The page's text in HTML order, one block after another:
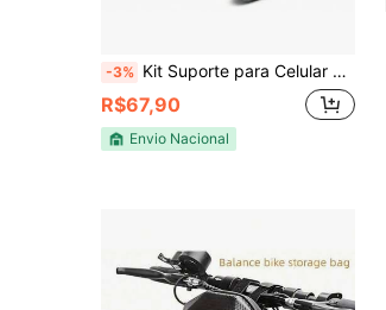
-3% Kit Suporte para Celular Bike+bag De Quadro Triangular+bag Selim Pronta entrega
R$67,90
Envio Nacional